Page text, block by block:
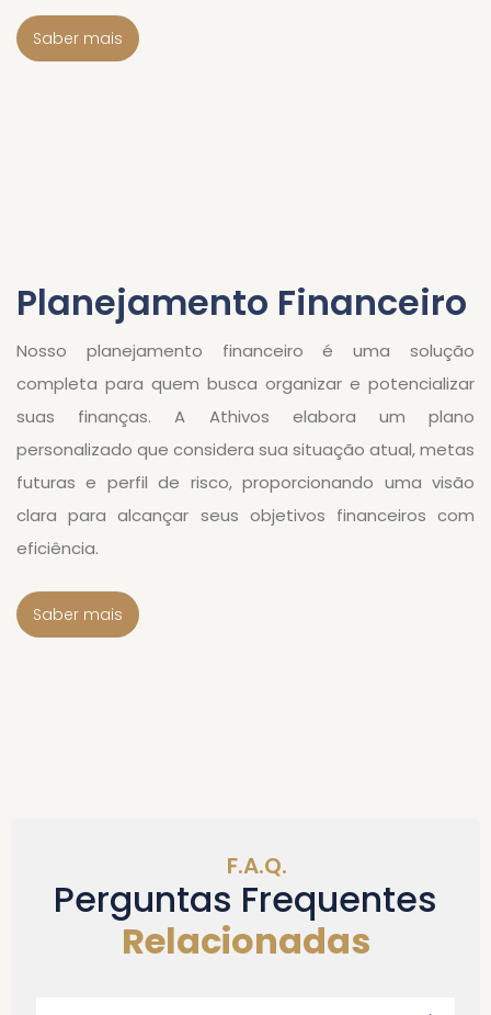
Saber mais
Planejamento Financeiro
Nosso planejamento financeiro é uma solução
completa para quem busca organizar e potencializar
suas finanças. A Athivos elabora um plano
personalizado que considera sua situação atual, metas
futuras e perfil de risco, proporcionando uma visão
clara para alcançar seus objetivos financeiros com
eficiência.
Saber mais
F.A.Q.
Perguntas Frequentes
Relacionadas